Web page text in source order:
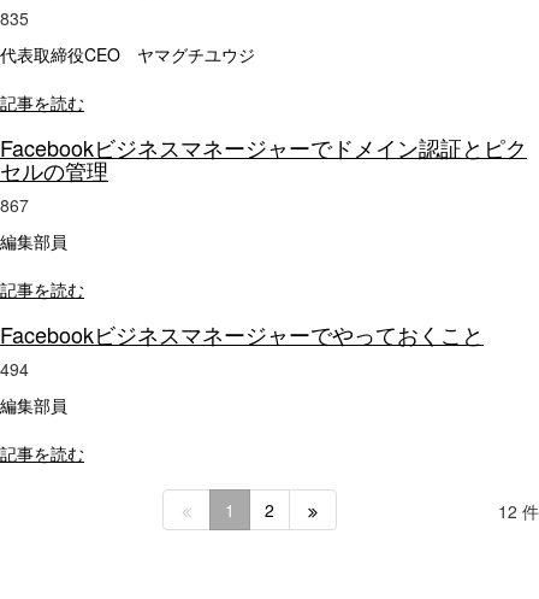
835
代表取締役CEO ヤマグチユウジ
記事を読む
Facebookビジネスマネージャーでドメイン認証とピク
セルの管理
867
編集部員
記事を読む
Facebookビジネスマネージャーでやっておくこと
494
編集部員
記事を読む
12 件
1 2